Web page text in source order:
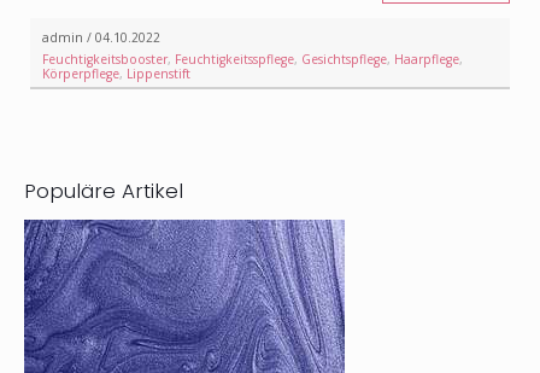
admin / 04.10.2022
Feuchtigkeitsbooster, Feuchtigkeitsspflege, Gesichtspflege, Haarpflege,
Körperpflege, Lippenstift
Populäre Artikel